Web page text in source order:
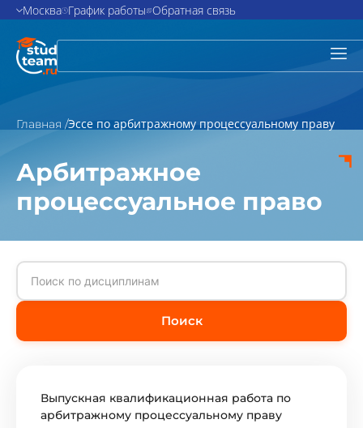
Москва График работы Обратная связь
Главная /Эссе по арбитражному процессуальному праву
Арбитражное
процессуальное право
Поиск
Выпускная квалификационная работа по
арбитражному процессуальному праву